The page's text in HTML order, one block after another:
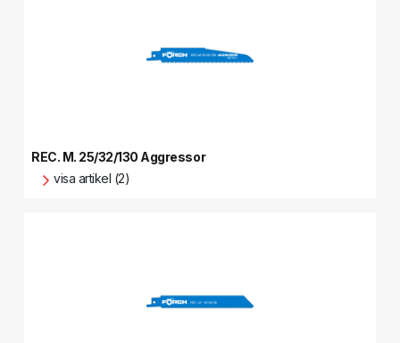
REC. M. 25/32/130 Aggressor
visa artikel (2)